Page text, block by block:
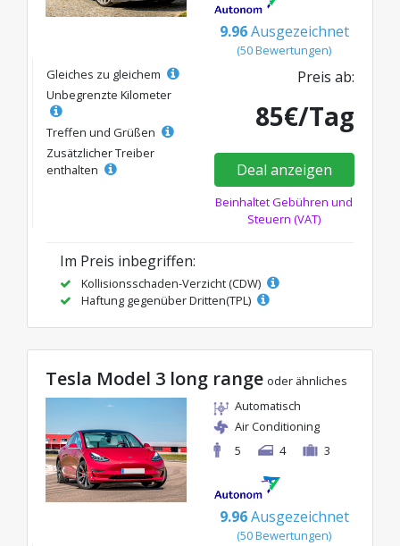
9.96 Ausgezeichnet
(50 Bewertungen)
Gleiches zu gleichem
Unbegrenzte Kilometer
Treffen und Grüßen
Zusätzlicher Treiber
enthalten
Preis ab:
85€/Tag
Deal anzeigen
Beinhaltet Gebühren und
Steuern (VAT)
Im Preis inbegriffen:
Kollisionsschaden-Verzicht (CDW)
Haftung gegenüber Dritten(TPL)
Tesla Model 3 long range oder ähnliches
Automatisch
Air Conditioning
5
4 3
9.96 Ausgezeichnet
(50 Bewertungen)